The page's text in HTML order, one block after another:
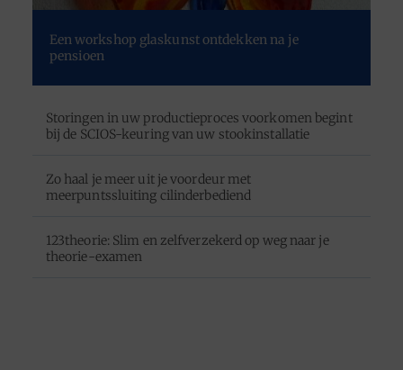
Een workshop glaskunst ontdekken na je
pensioen
Storingen in uw productieproces voorkomen begint
bij de SCIOS-keuring van uw stookinstallatie
Zo haal je meer uit je voordeur met
meerpuntssluiting cilinderbediend
123theorie: Slim en zelfverzekerd op weg naar je
theorie-examen